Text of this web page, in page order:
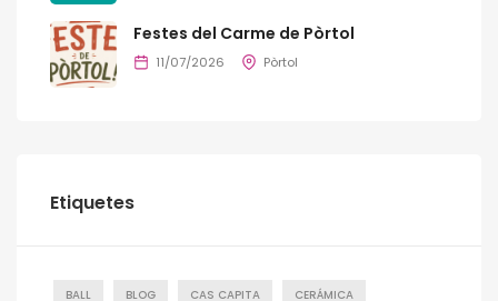
Festes del Carme de Pòrtol
11/07/2026 Pòrtol
Etiquetes
BALL BLOG CAS CAPITA CERÁMICA